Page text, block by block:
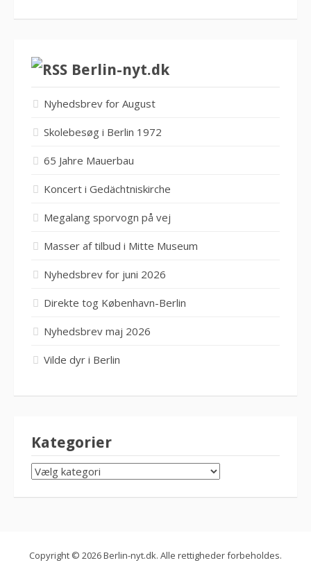
Berlin-nyt.dk
Nyhedsbrev for August
Skolebesøg i Berlin 1972
65 Jahre Mauerbau
Koncert i Gedächtniskirche
Megalang sporvogn på vej
Masser af tilbud i Mitte Museum
Nyhedsbrev for juni 2026
Direkte tog København-Berlin
Nyhedsbrev maj 2026
Vilde dyr i Berlin
Kategorier
KATEGORIER
Copyright © 2026 Berlin-nyt.dk. Alle rettigheder forbeholdes.